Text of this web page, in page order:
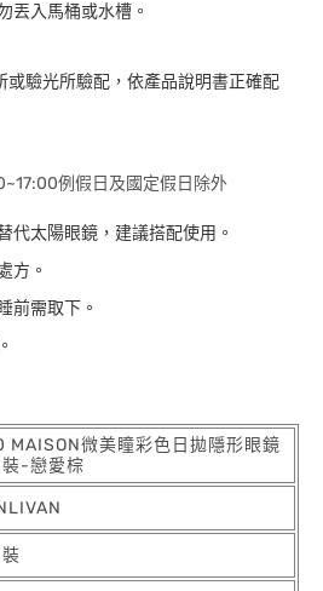
丟入馬桶或水槽。
或驗光所驗配，依產品說明書正確配
例假日及國定假日除外
代太陽眼鏡，建議搭配使用。
方。
前需取下。
MAISON微美瞳彩色日拋隱形眼鏡
-戀愛棕